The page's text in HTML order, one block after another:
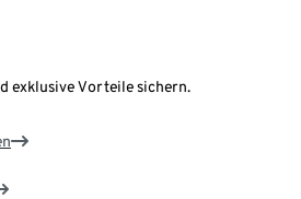
exklusive Vorteile sichern.